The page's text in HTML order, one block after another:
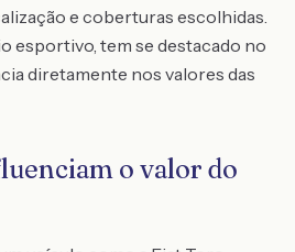
e coberturas escolhidas.
esportivo, tem se destacado no
diretamente nos valores das
o valor do